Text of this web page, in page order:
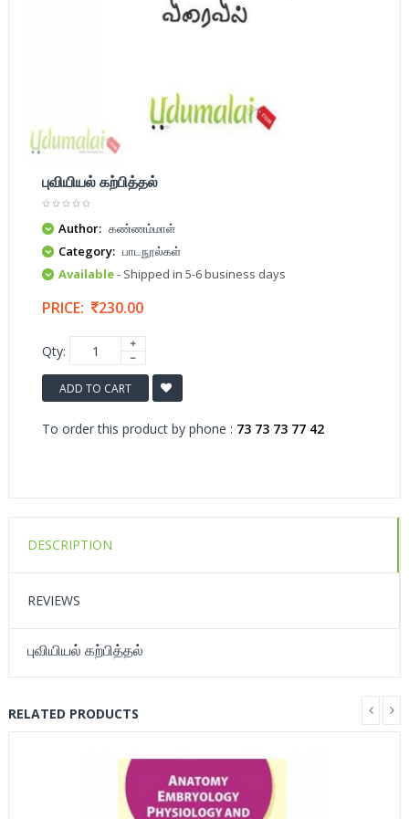
புவியியல் கற்பித்தல்
Author: கண்ணம்மாள்
Category: பாடநூல்கள்
Available- Shipped in 5-6 business days
PRICE: 230.00
Qty:
ADD TO CART
To order this product by phone : 73 73 73 77 42
DESCRIPTION
REVIEWS
புவியியல் கற்பித்தல்
RELATED PRODUCTS